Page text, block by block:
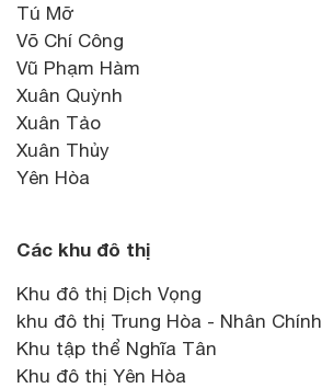
Tú Mỡ
Võ Chí Công
Vũ Phạm Hàm
Xuân Quỳnh
Xuân Tảo
Xuân Thủy
Yên Hòa
Các khu đô thị
Khu đô thị Dịch Vọng
khu đô thị Trung Hòa - Nhân Chính
Khu tập thể Nghĩa Tân
Khu đô thị Yên Hòa